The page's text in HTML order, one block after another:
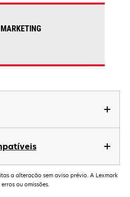
a alteração sem aviso prévio. A Lexmark
ou omissões.